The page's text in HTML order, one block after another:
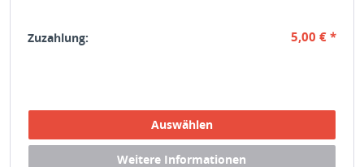
Zuzahlung: 5,00 € *